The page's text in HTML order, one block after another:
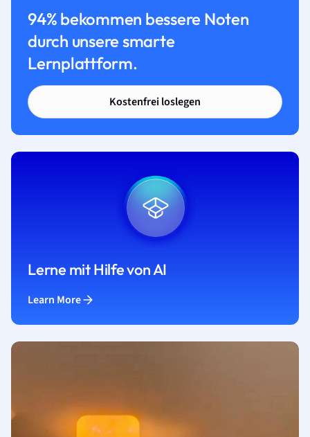
94% bekommen bessere Noten
durch unsere smarte
Lernplattform.
Kostenfrei loslegen
Lerne mit Hilfe von AI
Learn More